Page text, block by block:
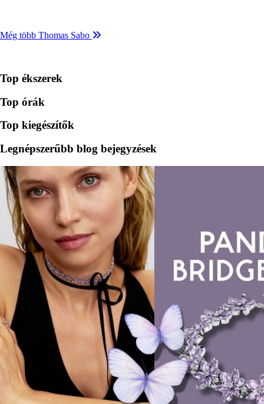
Még több Thomas Sabo
Top ékszerek
Top órák
Top kiegészítők
Legnépszerűbb blog bejegyzések